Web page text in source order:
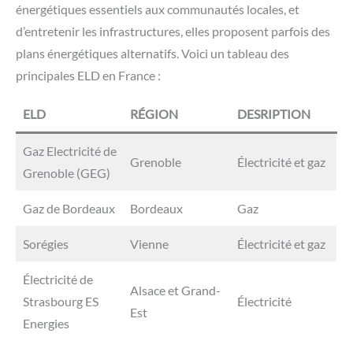
énergétiques essentiels aux communautés locales, et
d’entretenir les infrastructures, elles proposent parfois des
plans énergétiques alternatifs. Voici un tableau des
principales ELD en France :
ELD RÉGION DESRIPTION
Gaz Electricité de
Grenoble (GEG)
Grenoble Électricité et gaz
Gaz de Bordeaux Bordeaux Gaz
Sorégies Vienne Électricité et gaz
Électricité de
Strasbourg ES
Energies
Alsace et Grand-
Est
Électricité